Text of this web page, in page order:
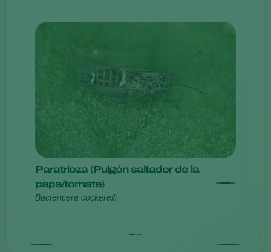
Paratrioza (Pulgón saltador de la
papa/tomate)
Bactericera cockerelli